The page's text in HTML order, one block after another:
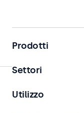
4.8/
Prodotti
Settori
Utilizzo